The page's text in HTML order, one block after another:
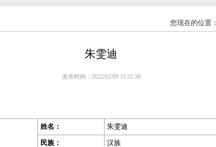
您现在的位置：
朱雯迪
发布时间：2022/02/09 15:21:50
姓名： 朱雯迪
民族： 汉族